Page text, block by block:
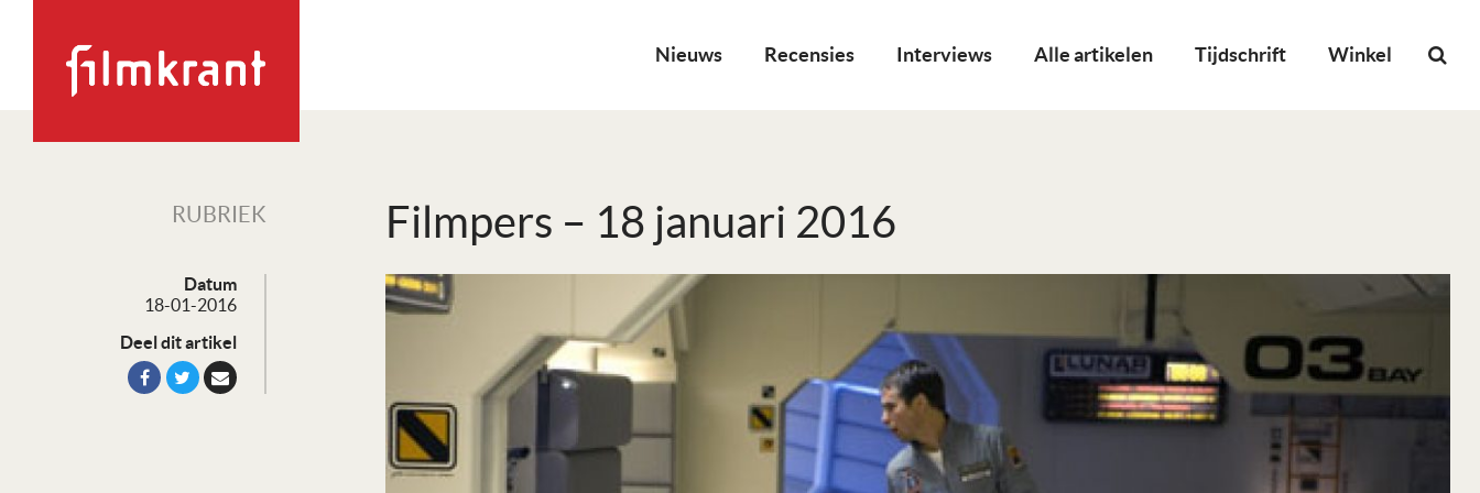
Nieuws Recensies Interviews Alle artikelen Tijdschrift Winkel
RUBRIEK Filmpers – 18 januari 2016
Datum
18-01-2016
Deel dit artikel